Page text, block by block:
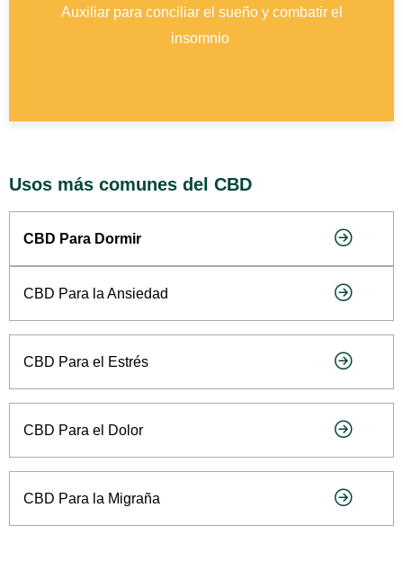
Auxiliar para conciliar el sueño y combatir el
insomnio
Usos más comunes del CBD
CBD Para Dormir
CBD Para la Ansiedad
CBD Para el Estrés
CBD Para el Dolor
CBD Para la Migraña